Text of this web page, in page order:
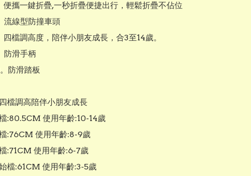
便攜一鍵折疊,一秒折疊便捷出行，輕鬆折疊不佔位
流線型防撞車頭
四檔調高度，陪伴小朋友成長，合3至14歲。
防滑手柄
防滑踏板
檔調高陪伴小朋友成長
:80.5CM 使用年齡:10-14歲
:76CM 使用年齡:8-9歲
:71CM 使用年齡:6-7歲
檔:61CM 使用年齡:3-5歲